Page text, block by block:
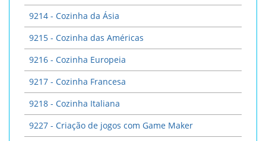
9214 - Cozinha da Ásia
9215 - Cozinha das Américas
9216 - Cozinha Europeia
9217 - Cozinha Francesa
9218 - Cozinha Italiana
9227 - Criação de jogos com Game Maker